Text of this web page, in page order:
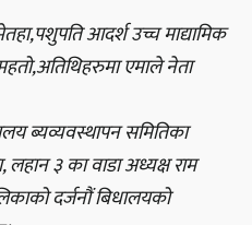
आदर्श उच्च माद्यामिक
एमाले नेता
ब्यव्यवस्थापन समितिका
३ का वाडा अध्यक्ष राम
दर्जनौं बिधालयको